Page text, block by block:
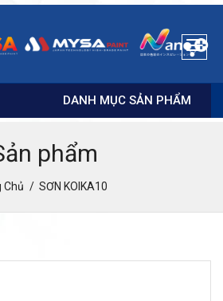
DANH MỤC SẢN PHẨM
phẩm
Chủ SƠN KOIKA10